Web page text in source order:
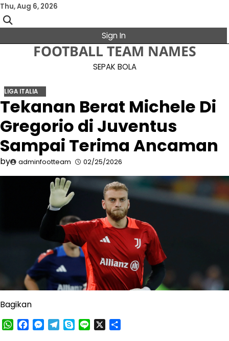
Skip
to
content
Thu, Aug 6, 2026
Sign In
FOOTBALL TEAM NAMES
SEPAK BOLA
LIGA ITALIA
Tekanan Berat Michele Di
Gregorio di Juventus
Sampai Terima Ancaman
by adminfootteam 02/25/2026
Bagikan
WhatsApp
Facebook
Messenger
Telegram
SkypeLine